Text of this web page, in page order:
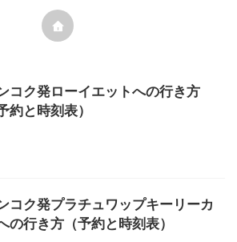
コク発ローイエットへの行き方
約と時刻表）
コク発プラチュワップキーリーカ
の行き方（予約と時刻表）